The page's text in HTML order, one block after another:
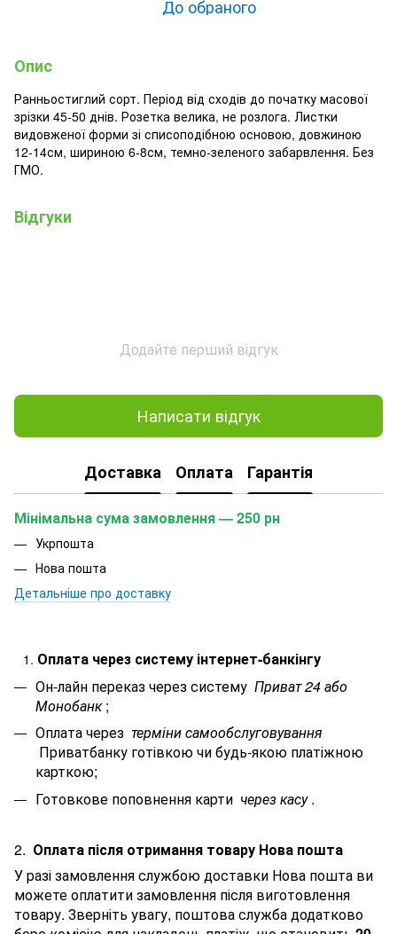
До обраного
Опис
Ранньостиглий сорт. Період від сходів до початку масової
зрізки 45-50 днів. Розетка велика, не розлога. Листки
видовженої форми зі списоподібною основою, довжиною
12-14см, шириною 6-8см, темно-зеленого забарвлення. Без
ГМО.
Відгуки
Додайте перший відгук
Написати відгук
Доставка Оплата Гарантія
Мінімальна сума замовлення — 250 рн
Укрпошта
Нова пошта
Детальніше про доставку
Оплата через систему інтернет-банкінгу
Он-лайн переказ через систему Приват 24 або
Монобанк;
Оплата через терміни самообслуговування
Приватбанку готівкою чи будь-якою платіжною
карткою;
Готовкове поповнення карти через касу.
2. Оплата після отримання товару Нова пошта
У разі замовлення службою доставки Нова пошта ви
можете оплатити замовлення після виготовлення
товару. Зверніть увагу, поштова служба додатково